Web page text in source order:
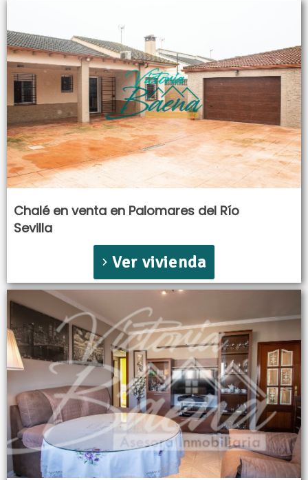
Chalé en venta en Palomares del Río
Sevilla
Ver vivienda